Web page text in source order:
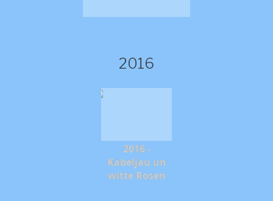
2016
2016 -
Kabeljau un
witte Rosen